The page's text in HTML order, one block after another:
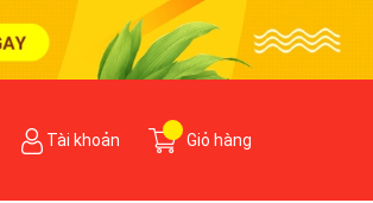
Tài khoản Giỏ hàng